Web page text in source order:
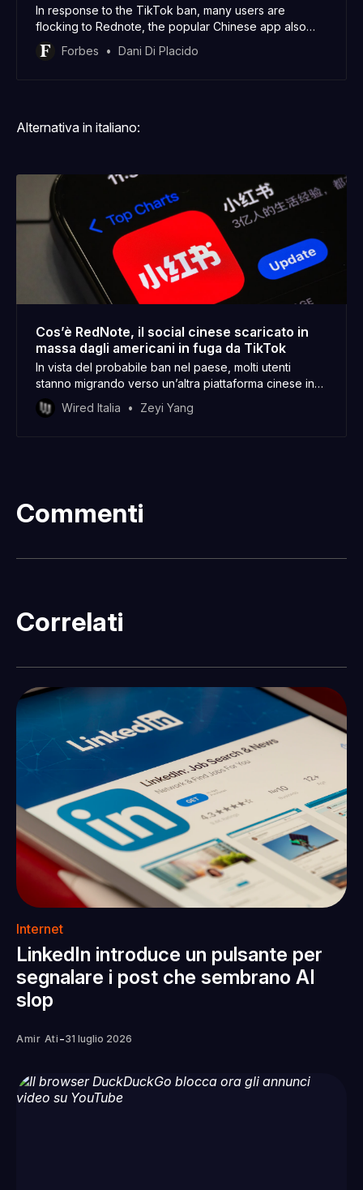
In response to the TikTok ban, many users are
flocking to Rednote, the popular Chinese app also
known as Xiaohongshu — what’s driving the trend?
Forbes Dani Di Placido
Alternativa in italiano:
Cos’è RedNote, il social cinese scaricato in
massa dagli americani in fuga da TikTok
In vista del probabile ban nel paese, molti utenti
stanno migrando verso un’altra piattaforma cinese in
segno di protesta
Wired Italia Zeyi Yang
Commenti
Correlati
Internet
LinkedIn introduce un pulsante per
segnalare i post che sembrano AI
slop
Amir Ati -31 luglio 2026